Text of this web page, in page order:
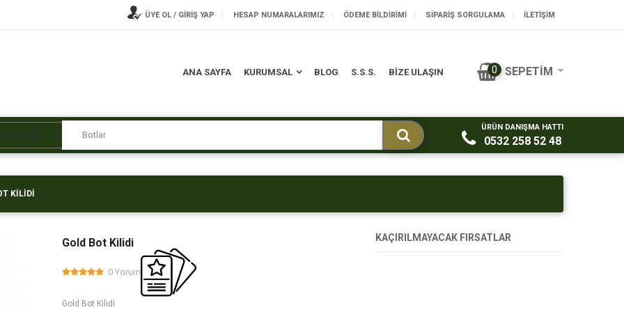
ÜYE OL / GİRİŞ YAP HESAP NUMARALARIMIZ ÖDEME BILDIRIMI SIPARIŞ SORGULAMA İLETİŞİM
ANA SAYFA KURUMSAL BLOG S.S.S. BİZE ULAŞIN 0 SEPETIM
ÜRÜN DANIŞMA HATTI
0532 258 52 48
KILIDI
Gold Bot Kilidi
0 Yorum
Gold Bot Kilidi
KAÇIRILMAYACAK FIRSATLAR